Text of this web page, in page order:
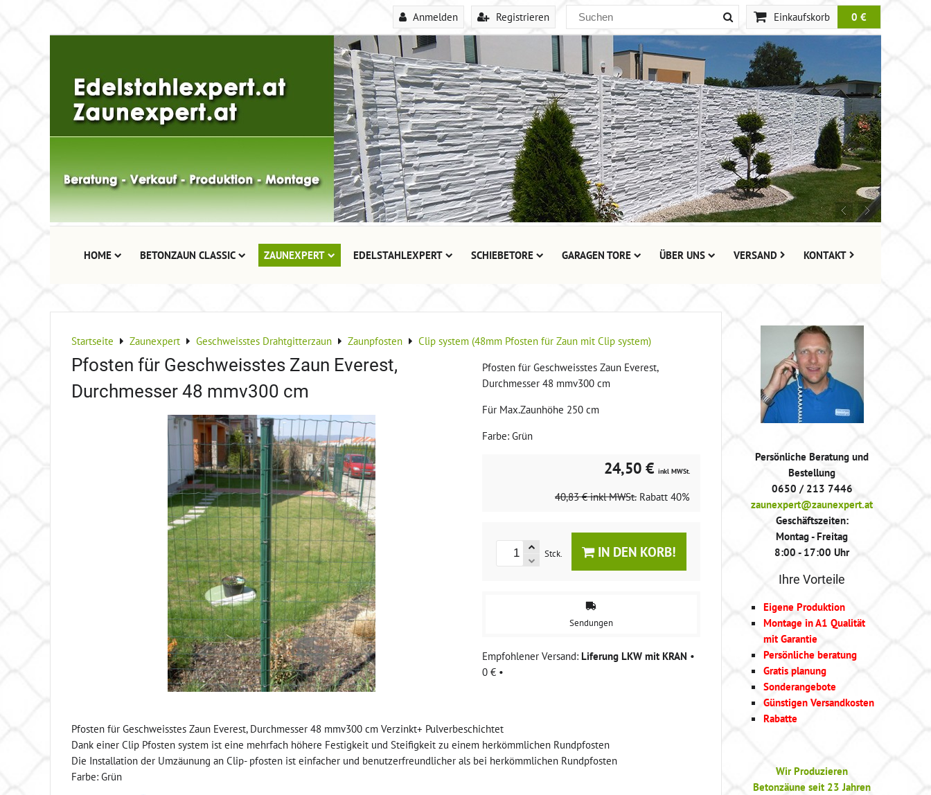
Anmelden Registrieren Einkaufskorb 0 €
HOME BETONZAUN CLASSIC ZAUNEXPERT EDELSTAHLEXPERT SCHIEBETORE GARAGEN TORE ÜBER UNS VERSAND KONTAKT
Startseite Zaunexpert Geschweisstes Drahtgitterzaun Zaunpfosten Clip system (48mm Pfosten für Zaun mit Clip system)
Pfosten für Geschweisstes Zaun Everest,
Durchmesser 48 mmv300 cm
Pfosten für Geschweisstes Zaun Everest,
Durchmesser 48 mmv300 cm
Für Max.Zaunhöhe 250 cm
Farbe: Grün
24,50 € inkl MWSt.
40,83 € inkl MWSt. Rabatt 40%
Stck. IN DEN KORB!
Sendungen
Liferung LKW mit KRAN •
0 € •
Pfosten für Geschweisstes Zaun Everest, Durchmesser 48 mmv300 cm Verzinkt+ Pulverbeschichtet
Dank einer Clip Pfosten system ist eine mehrfach höhere Festigkeit und Steifigkeit zu einem herkömmlichen Rundpfosten
Die Installation der Umzäunung an Clip- pfosten ist einfacher und benutzerfreundlicher als bei herkömmlichen Rundpfosten
Farbe: Grün
Persönliche Beratung und
Bestellung
0650 / 213 7446
zaunexpert@zaunexpert.at
Geschäftszeiten:
Montag - Freitag
8:00 - 17:00 Uhr
Ihre Vorteile
Eigene Produktion
Montage in A1 Qualität
mit Garantie
Persönliche beratung
Gratis planung
Sonderangebote
Günstigen Versandkosten
Rabatte
Wir Produzieren
Betonzäune seit 23 Jahren